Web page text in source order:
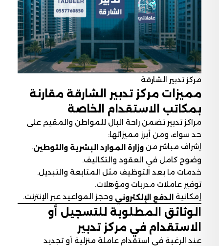
مركز تدبير الشارقة
مميزات مركز تدبير الشارقة مقارنة
بمكاتب الاستقدام الخاصة
مراكز تدبير تضمن راحة البال للمواطن والمقيم على
حد سواء، ومن أبرز مميزاتها:
إشراف مباشر من وزارة الموارد البشرية والتوطين.
وضوح كامل في العقود والتكاليف.
خدمات ما بعد التوظيف مثل المتابعة والتبديل.
توفير عاملات مدربات ومؤهلات.
إمكانية
الدفع الإلكتروني وحجز المواعيد عبر الإنترنت.
الوثائق المطلوبة للتسجيل أو
الاستقدام في مركز تدبير
عند الرغبة في استقدام عاملة منزلية أو تجديد